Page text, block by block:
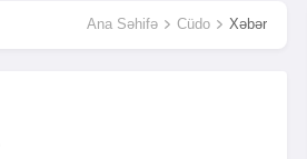
Ana Səhifə Cüdo Xəbər